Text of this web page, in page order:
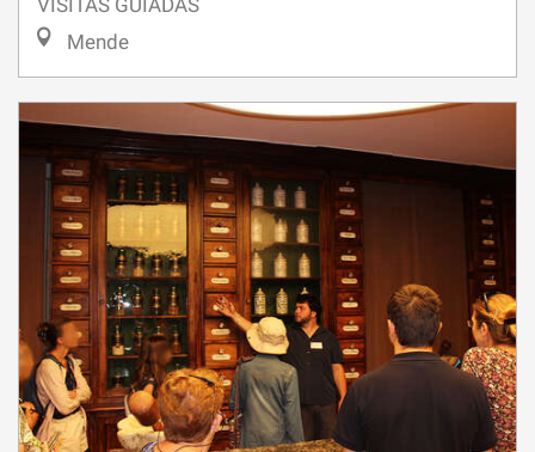
VISITAS GUIADAS
Mende